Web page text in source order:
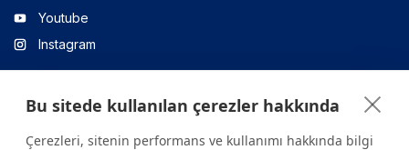
Youtube
Instagram
Linkedin
Bu sitede kullanılan çerezler hakkında
Çerezleri, sitenin performans ve kullanımı hakkında bilgi